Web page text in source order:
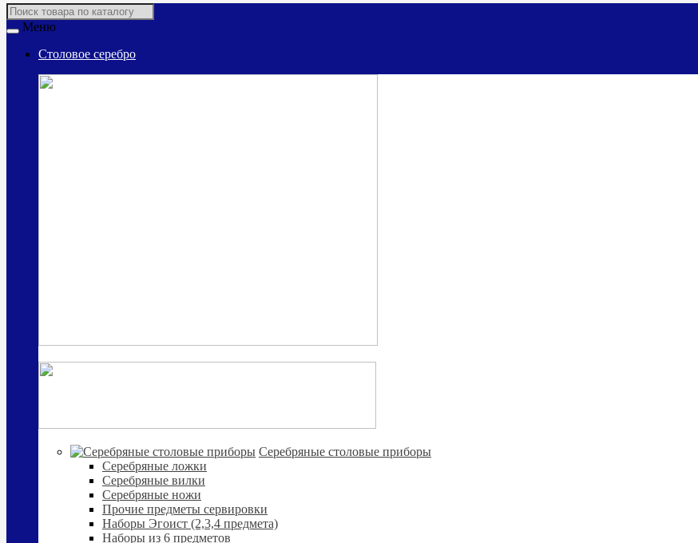
Меню
Столовое серебро
Cеребряные столовые приборы
Серебряные ложки
Серебряные вилки
Серебряные ножи
Прочие предметы сервировки
Наборы Эгоист (2,3,4 предмета)
Наборы из 6 предметов